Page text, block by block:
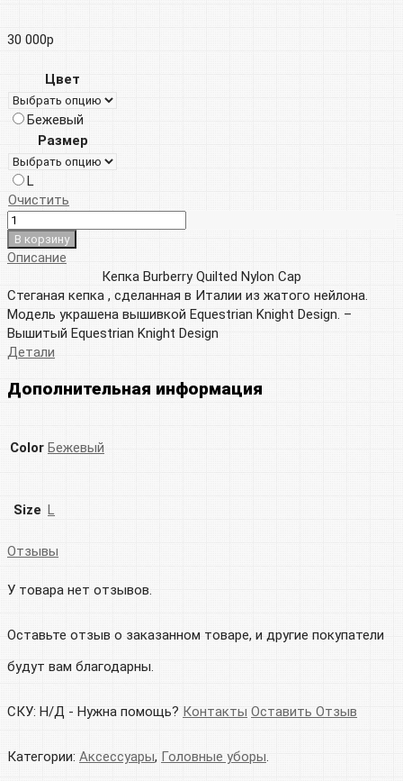
30 000р
Цвет
Бежевый
Размер
L
Очистить
В корзину
Описание
Кепка Burberry Quilted Nylon Сар
Стеганая кепка , сделанная в Италии из жатого нейлона.
Модель украшена вышивкой Equestrian Knight Design. –
Вышитый Equestrian Knight Design
Детали
Дополнительная информация
Color Бежевый
Size L
Отзывы
У товара нет отзывов.
Оставьте отзыв о заказанном товаре, и другие покупатели
будут вам благодарны.
СКУ: Н/Д - Нужна помощь? Контакты Оставить Отзыв
Категории: Аксессуары, Головные уборы.